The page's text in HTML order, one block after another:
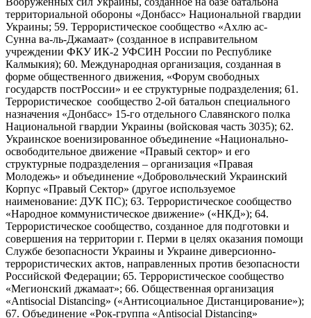
территориальной обороны «Донбасс» Национальной гвардии
Украины; 59. Террористическое сообщество «Ахлю ас-
Сунна ва-ль-Джамаат» (созданное в исправительном
учреждении ФКУ ИК-2 УФСИН России по Республике
Калмыкия); 60. Международная организация, созданная в
форме общественного движения, «Форум свободных
государств постРоссии» и ее структурные подразделения; 61.
Террористическое сообщество 2-ой батальон специального
назначения «Донбасс» 15-го отдельного Славянского полка
Национальной гвардии Украины (войсковая часть 3035); 62.
Украинское военизированное объединение «Национально-
освободительное движение «Правый сектор» и его
структурные подразделения – организация «Правая
Молодежь» и объединение «Добровольческий Украинский
Корпус «Правый Сектор» (другое используемое
наименование: ДУК ПС); 63. Террористическое сообщество
«Народное коммунистическое движение» («НКД»); 64.
Террористическое сообщество, созданное для подготовки и
совершения на территории г. Перми в целях оказания помощи
Службе безопасности Украины и Украине диверсионно-
террористических актов, направленных против безопасности
Российской Федерации; 65. Террористическое сообщество
«Мегионский джамаат»; 66. Общественная организация
«Antisocial Distancing» («Антисоциальное Дистанцирование»);
67. Объединение «Рок-группа «Antisocial Distancing»